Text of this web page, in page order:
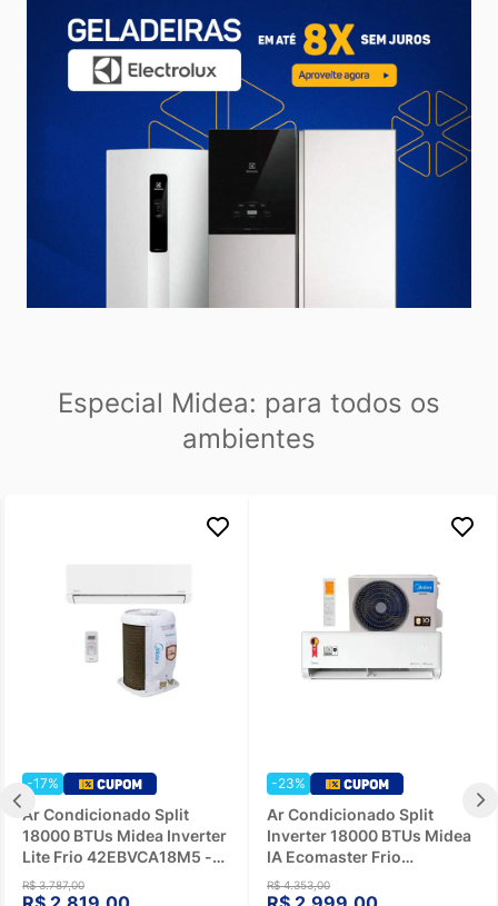
Especial Midea: para todos os
ambientes
-17%
Ar Condicionado Split
18000 BTUs Midea Inverter
Lite Frio 42EBVCA18M5 -
220V
R$ 3.787,00
-23%
Ar Condicionado Split
Inverter 18000 BTUs Midea
IA Ecomaster Frio
42EZVCA18M5 - 220V
R$ 4.353,00